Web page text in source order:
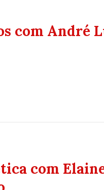
com André
com